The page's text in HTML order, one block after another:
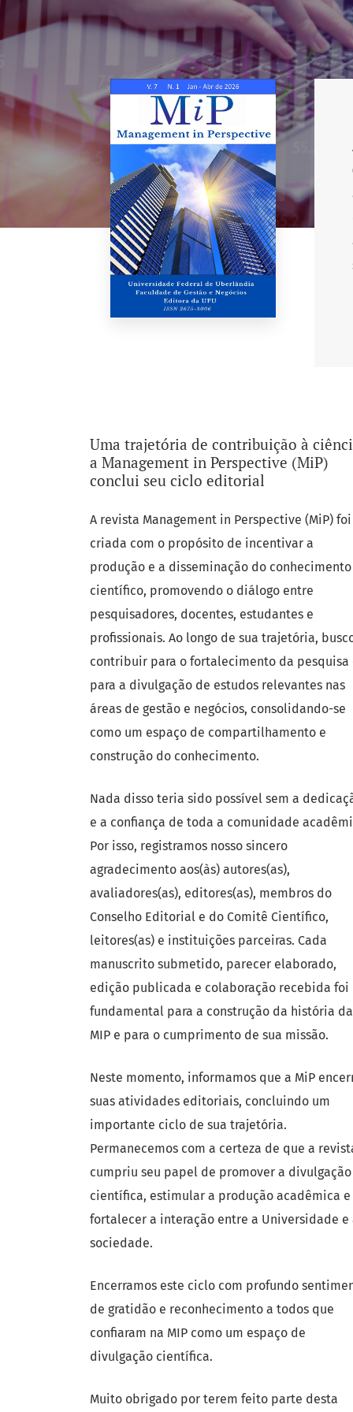
Uma trajetória de contribuição à
a Management in Perspective (MiP)
conclui seu ciclo editorial
A revista Management in Perspective (MiP) foi
criada com o propósito de incentivar a
produção e a disseminação do conhecimento
científico, promovendo o diálogo entre
pesquisadores, docentes, estudantes e
profissionais. Ao longo de sua trajetória,
contribuir para o fortalecimento da pesquisa
para a divulgação de estudos relevantes nas
áreas de gestão e negócios, consolidando-se
como um espaço de compartilhamento e
construção do conhecimento.
Nada disso teria sido possível sem a
e a confiança de toda a comunidade
Por isso, registramos nosso sincero
agradecimento aos(às) autores(as),
avaliadores(as), editores(as), membros do
Conselho Editorial e do Comitê Científico,
leitores(as) e instituições parceiras. Cada
manuscrito submetido, parecer elaborado,
edição publicada e colaboração recebida foi
fundamental para a construção da história da
MIP e para o cumprimento de sua missão.
Neste momento, informamos que a MiP
suas atividades editoriais, concluindo um
importante ciclo de sua trajetória.
Permanecemos com a certeza de que a
cumpriu seu papel de promover a divulgação
científica, estimular a produção acadêmica e
fortalecer a interação entre a Universidade e
sociedade.
Encerramos este ciclo com profundo
de gratidão e reconhecimento a todos que
confiaram na MIP como um espaço de
divulgação científica.
Muito obrigado por terem feito parte desta